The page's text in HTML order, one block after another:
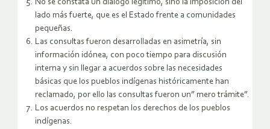
No se constata un diálogo legítimo, sino la imposición del
lado más fuerte, que es el Estado frente a comunidades
pequeñas.
Las consultas fueron desarrolladas en asimetría, sin
información idónea, con poco tiempo para discusión
interna y sin llegar a acuerdos sobre las necesidades
básicas que los pueblos indígenas históricamente han
reclamado, por ello las consultas fueron un” mero trámite”.
Los acuerdos no respetan los derechos de los pueblos
indígenas.